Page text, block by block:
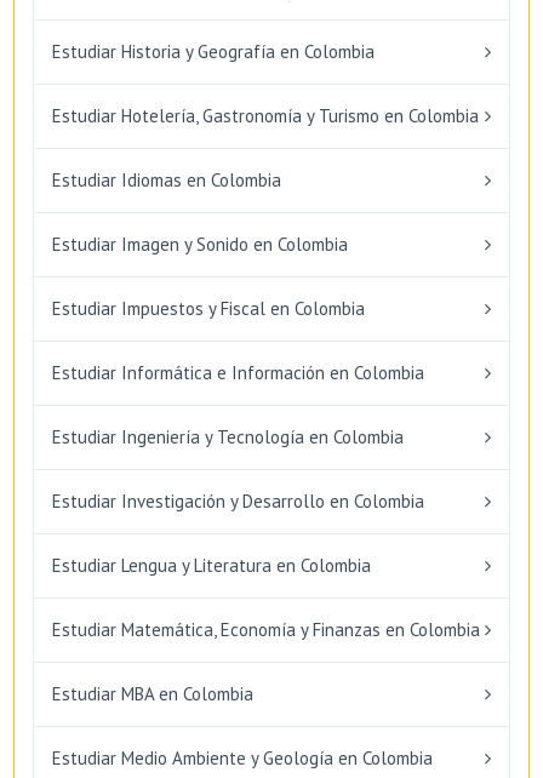
Estudiar Historia y Geografía en Colombia
Estudiar Hotelería, Gastronomía y Turismo en Colombia
Estudiar Idiomas en Colombia
Estudiar Imagen y Sonido en Colombia
Estudiar Impuestos y Fiscal en Colombia
Estudiar Informática e Información en Colombia
Estudiar Ingeniería y Tecnología en Colombia
Estudiar Investigación y Desarrollo en Colombia
Estudiar Lengua y Literatura en Colombia
Estudiar Matemática, Economía y Finanzas en Colombia
Estudiar MBA en Colombia
Estudiar Medio Ambiente y Geología en Colombia